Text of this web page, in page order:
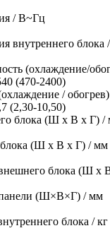
/ В~Гц
внутреннего
(охлаждение/
(470-2400)
/
(2,30-10,50)
блока (Ш х В х Г) /
(Ш х В х Г) / мм
блока (Ш х
(Ш×В×Г) / мм
блока / кг